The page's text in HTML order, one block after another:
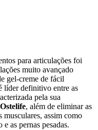
para articulações foi
muito avançado
gel-creme de fácil
líder definitivo entre as
pela sua
, além de eliminar as
musculares, assim como
as pernas pesadas.